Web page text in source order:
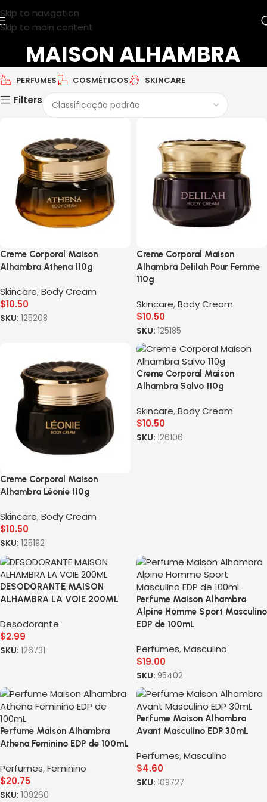
Skip to navigation
Skip to main content
MAISON ALHAMBRA
PERFUMES COSMÉTICOS SKINCARE
Filters
Creme Corporal Maison
Alhambra Athena 110g
Skincare,Body Cream
$10.50
SKU: 125208
Creme Corporal Maison
Alhambra Delilah Pour Femme
110g
Skincare,Body Cream
$10.50
SKU: 125185
Creme Corporal Maison
Alhambra Léonie 110g
Skincare,Body Cream
$10.50
SKU: 125192
Creme Corporal Maison
Alhambra Salvo 110g
Skincare,Body Cream
$10.50
SKU: 126106
DESODORANTE MAISON
ALHAMBRA LA VOIE 200ML
Desodorante
$2.99
SKU: 126731
Perfume Maison Alhambra
Alpine Homme Sport Masculino
EDP de 100mL
Perfumes,Masculino
$19.00
SKU: 95402
Perfume Maison Alhambra
Athena Feminino EDP de 100mL
Perfumes,Feminino
$20.75
SKU: 109260
Perfume Maison Alhambra
Avant Masculino EDP 30mL
Perfumes,Masculino
$4.60
SKU: 109727